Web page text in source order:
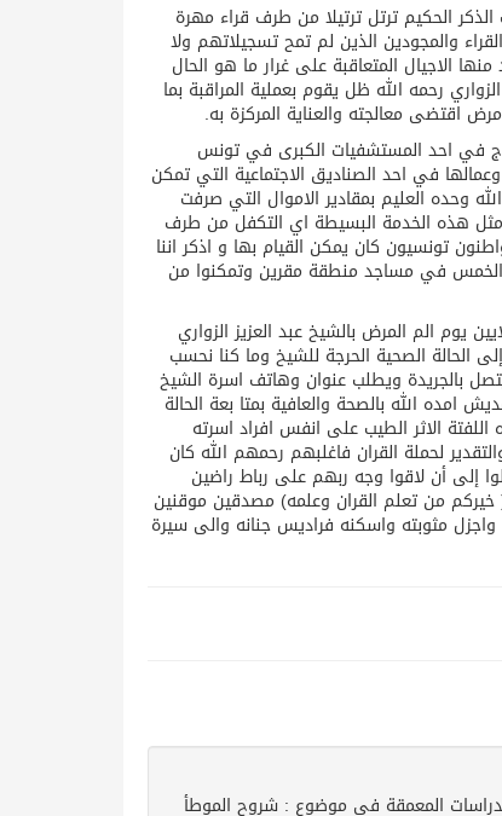
الحكيم ترتل ترتيلا من طرف قراء مهرة
والمجودين الذين لم تمح تسجيلاتهم ولا
الاجيال المتعاقبة على غرار ما هو الحال
رحمه الله ظل يقوم بعملية المراقبة بما
اقتضى معالجته والعناية المركزة به.
في احد المستشفيات الكبرى في تونس
في احد الصناديق الاجتماعية التي تمكن
وحده العليم بمقادير الاموال التي صرفت
مثل هذه الخدمة البسيطة اي التكفل من طرف
تونسيون كان يمكن القيام بها و اذكر اننا
الخمس في مساجد منطقة مقرين وتمكنوا من
يوم الم المرض بالشيخ عبد العزيز الزواري
الحالة الصحية الحرجة للشيخ وما كنا نحسب
بالجريدة ويطلب عنوان وهاتف اسرة الشيخ
امده الله بالصحة والعافية بمتا بعة الحالة
الاثر الطيب على انفس افراد اسرته
لحملة القران فاغلبهم رحمهم الله كان
إلى أن لاقوا وجه ربهم على رباط راضين
من تعلم القران وعلمه) مصدقين موقنين
واجزل مثوبته واسكنه فراديس جنانه والى سيرة
المعمقة في موضوع : شروح الموطأ